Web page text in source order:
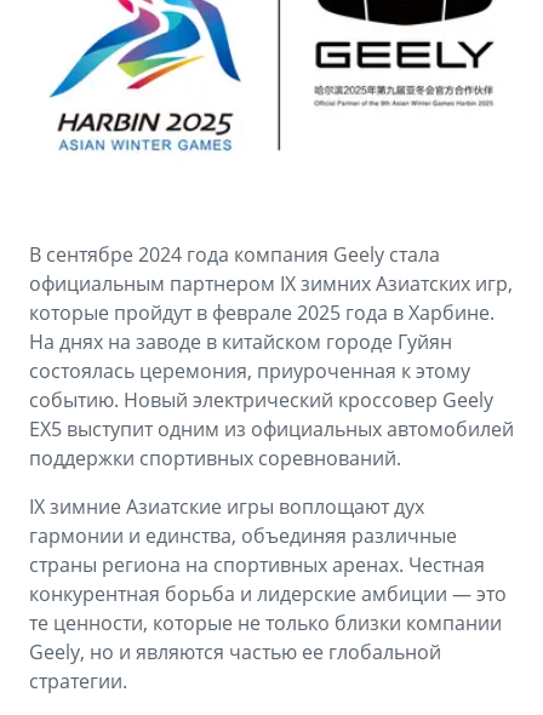
OKAVANGO
от 3 429 990 ₽*
MONJARO
PREFACE
от 3 079 990 ₽*
GEELY EX5
от 3 769 990 ₽*
Аксессуары
Зарядные устройства
ФИНАНСЫ И УСЛУГИ
Страхование
GEELY Лизинг
Советы по эксплуатации
Спецпредложения
ПОДДЕРЖКА
Сервисная книжка
Вопросы и ответы
В сентябре 2024 года компания Geely стала
официальным партнером IX зимних Азиатских игр,
которые пройдут в феврале 2025 года в Харбине.
На днях на заводе в китайском городе Гуйян
состоялась церемония, приуроченная к этому
событию. Новый электрический кроссовер Geely
EX5 выступит одним из официальных автомобилей
поддержки спортивных соревнований.
IX зимние Азиатские игры воплощают дух
гармонии и единства, объединяя различные
страны региона на спортивных аренах. Честная
конкурентная борьба и лидерские амбиции — это
те ценности, которые не только близки компании
Geely, но и являются частью ее глобальной
стратегии.